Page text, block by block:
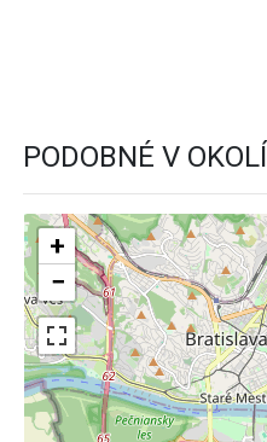
PODOBNÉ V OKOLÍ
+
−